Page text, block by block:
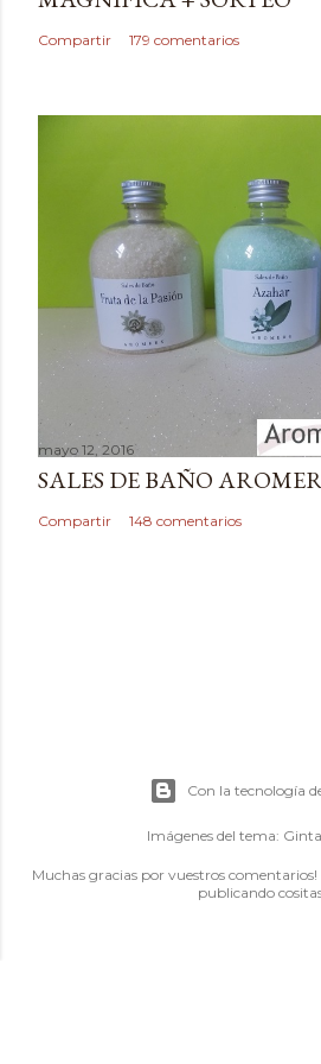
n
c
o
Compartir 179 comentarios
mayo 12, 2016
SALES DE BAÑO
Compartir 148 comentarios
Con la tecnología
Imágenes del tema:
Muchas gracias por vuestros
publicando